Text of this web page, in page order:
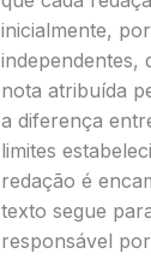
inicialmente,
independentes,
nota atribuída
a diferença
limites
redação é
texto segue
responsável